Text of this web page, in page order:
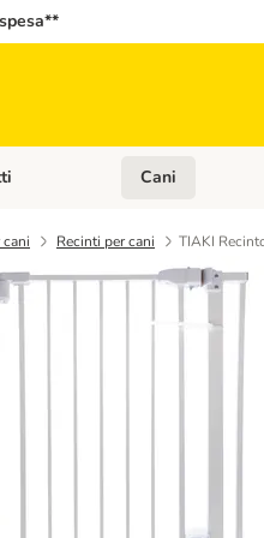
Categoria: Occasioni
Apri Menù
Cani
Recinti per cani TIAKI